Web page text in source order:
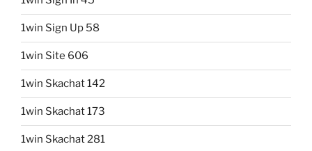
1win Sign Up 58
1win Site 606
1win Skachat 142
1win Skachat 173
1win Skachat 281